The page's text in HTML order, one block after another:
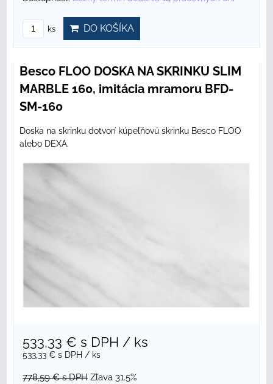
ks DO KOŠÍKA
Besco FLOO DOSKA NA SKRINKU SLIM
MARBLE 160, imitácia mramoru BFD-
SM-160
Doska na skrinku dotvorí kúpeľňovú skrinku Besco FLOO
alebo DEXA.
533,33 € s DPH / ks
533,33 € s DPH / ks
778,59 €s DPH Zľava 31.5%